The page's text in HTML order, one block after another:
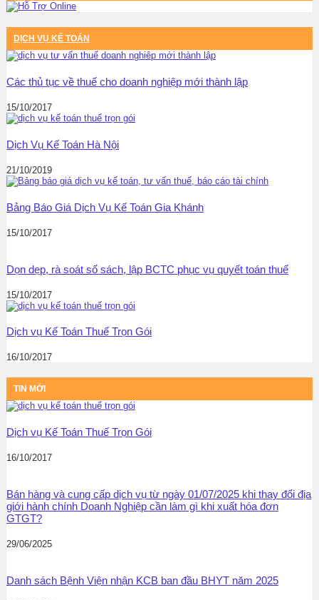
DỊCH VỤ KẾ TOÁN
Các thủ tục về thuế cho doanh nghiệp mới thành lập
15/10/2017
Dịch Vụ Kế Toán Hà Nội
21/10/2019
Bảng Báo Giá Dịch Vụ Kế Toán Gia Khánh
15/10/2017
Dọn dẹp, rà soát sổ sách, lập BCTC phục vụ quyết toán thuế
15/10/2017
Dịch vụ Kế Toán Thuế Trọn Gói
16/10/2017
TIN MỚI
Dịch vụ Kế Toán Thuế Trọn Gói
16/10/2017
Bán hàng và cung cấp dịch vụ từ ngày 01/07/2025 khi thay đổi địa
giới hành chính Doanh Nghiệp cần làm gì khi xuất hóa đơn
GTGT?
29/06/2025
Danh sách Bệnh Viện nhận KCB ban đầu BHYT năm 2025